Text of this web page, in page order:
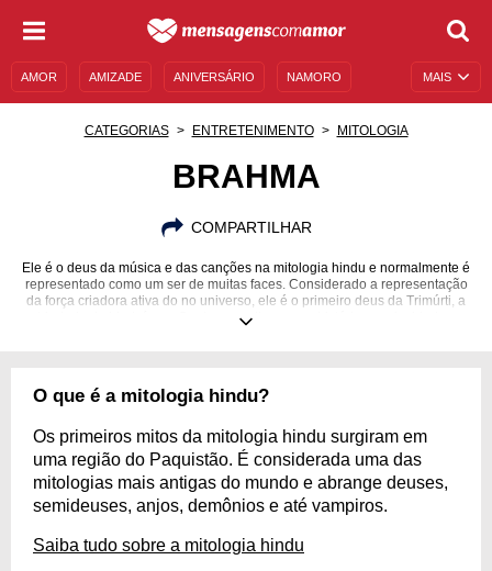
MAIS
AMOR AMIZADE ANIVERSÁRIO NAMORO
CATEGORIAS ENTRETENIMENTO MITOLOGIA
BRAHMA
COMPARTILHAR
Ele é o deus da música e das canções na mitologia hindu e normalmente é
representado como um ser de muitas faces. Considerado a representação
da força criadora ativa do no universo, ele é o primeiro deus da Trimúrti, a
trindade do hinduísmo. Conheça melhor a sua história e curiosidades.
O que é a mitologia hindu?
Os primeiros mitos da mitologia hindu surgiram em
uma região do Paquistão. É considerada uma das
mitologias mais antigas do mundo e abrange deuses,
semideuses, anjos, demônios e até vampiros.
Saiba tudo sobre a mitologia hindu